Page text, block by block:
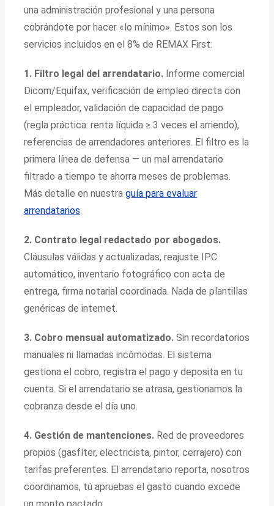
una administración profesional y una persona
cobrándote por hacer «lo mínimo». Estos son los
servicios incluidos en el 8% de REMAX First:
1. Filtro legal del arrendatario. Informe comercial
Dicom/Equifax, verificación de empleo directa con
el empleador, validación de capacidad de pago
(regla práctica: renta líquida ≥ 3 veces el arriendo),
referencias de arrendadores anteriores. El filtro es la
primera línea de defensa — un mal arrendatario
filtrado a tiempo te ahorra meses de problemas.
Más detalle en nuestraguía para evaluar
arrendatarios.
2. Contrato legal redactado por abogados.
Cláusulas válidas y actualizadas, reajuste IPC
automático, inventario fotográfico con acta de
entrega, firma notarial coordinada. Nada de plantillas
genéricas de internet.
3. Cobro mensual automatizado. Sin recordatorios
manuales ni llamadas incómodas. El sistema
gestiona el cobro, registra el pago y deposita en tu
cuenta. Si el arrendatario se atrasa, gestionamos la
cobranza desde el día uno.
4. Gestión de mantenciones. Red de proveedores
propios (gasfíter, electricista, pintor, cerrajero) con
tarifas preferentes. El arrendatario reporta, nosotros
coordinamos, tú apruebas el gasto cuando excede